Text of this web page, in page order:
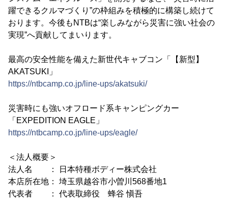
躍できるクルマづくり”の枠組みを積極的に構築し続けて
おります。今後もNTBは“楽しみながら災害に強い社会の
実現”へ貢献してまいります。
最高の安全性能を備えた新世代キャブコン「【新型】
AKATSUKI」
https://ntbcamp.co.jp/line-ups/akatsuki/
災害時にも強いオフロード系キャンピングカー
「EXPEDITION EAGLE」
https://ntbcamp.co.jp/line-ups/eagle/
＜法人概要＞
法人名 ： 日本特種ボディー株式会社
本店所在地： 埼玉県越谷市小曽川568番地1
代表者 ： 代表取締役 蜂谷 愼吾